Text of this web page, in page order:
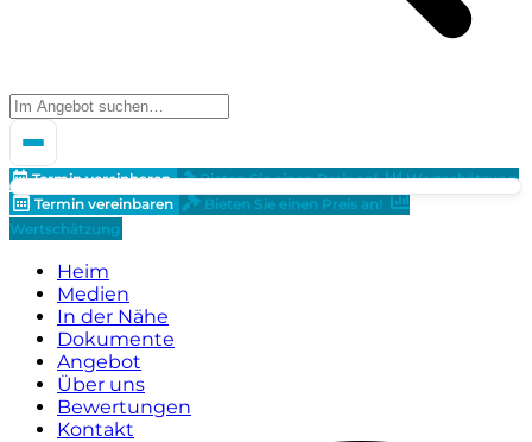
Termin vereinbaren Bieten Sie einen Preis an!
Wertschätzung
Termin vereinbaren
Bieten Sie einen Preis an!
Wertschätzung
Heim
Medien
In der Nähe
Dokumente
Angebot
Über uns
Bewertungen
Kontakt